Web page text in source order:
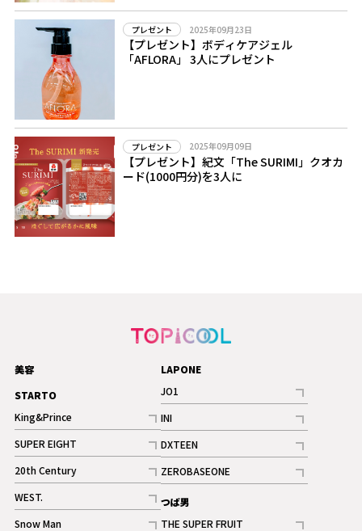
プレゼント 2025年09月23日
【プレゼント】ボディケアジェル
「AFLORA」 3人にプレゼント
プレゼント 2025年09月09日
【プレゼント】紀文「The SURIMI」クオカ
ード(1000円分)を3人に
美容
STARTO
King&Prince
記事
SUPER EIGHT
記事
20th Century
記事
WEST.
記事
Snow Man
LAPONE
JO1
記事
INI
記事
ギャラリー
DXTEEN
記事
ギャラリー
ZEROBASEONE
記事
つば男
THE SUPER FRUIT